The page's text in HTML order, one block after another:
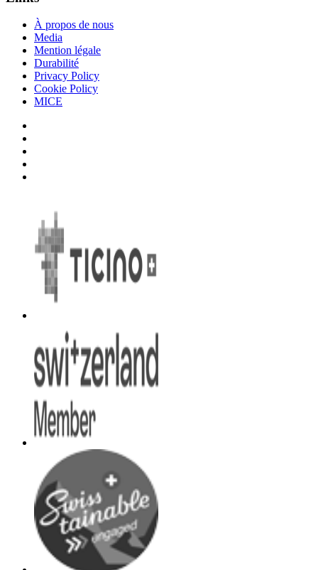
À propos de nous
Media
Mention légale
Durabilité
Privacy Policy
Cookie Policy
MICE